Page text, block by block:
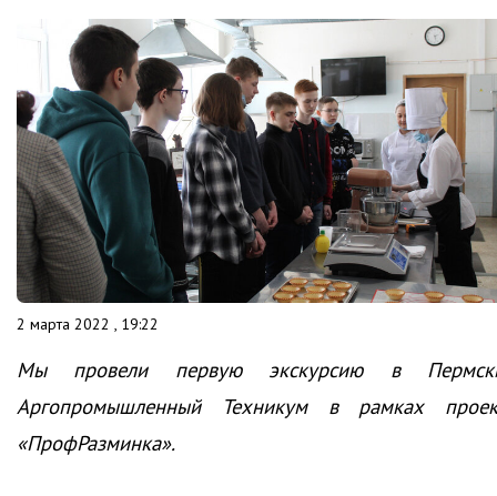
2 марта 2022 , 19:22
Мы провели первую экскурсию в
Аргопромышленный Техникум в рамках
«ПрофРазминка».